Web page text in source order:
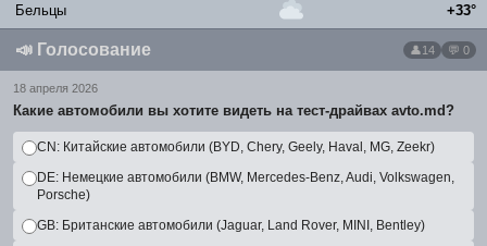
Бельцы +33°
📣 Голосование 14 💬 0
18 апреля 2026
Какие автомобили вы хотите видеть на тест-драйвах avto.md?
CN: Китайские автомобили (BYD, Chery, Geely, Haval, MG, Zeekr)
DE: Немецкие автомобили (BMW, Mercedes-Benz, Audi, Volkswagen,
Porsche)
GB: Британские автомобили (Jaguar, Land Rover, MINI, Bentley)